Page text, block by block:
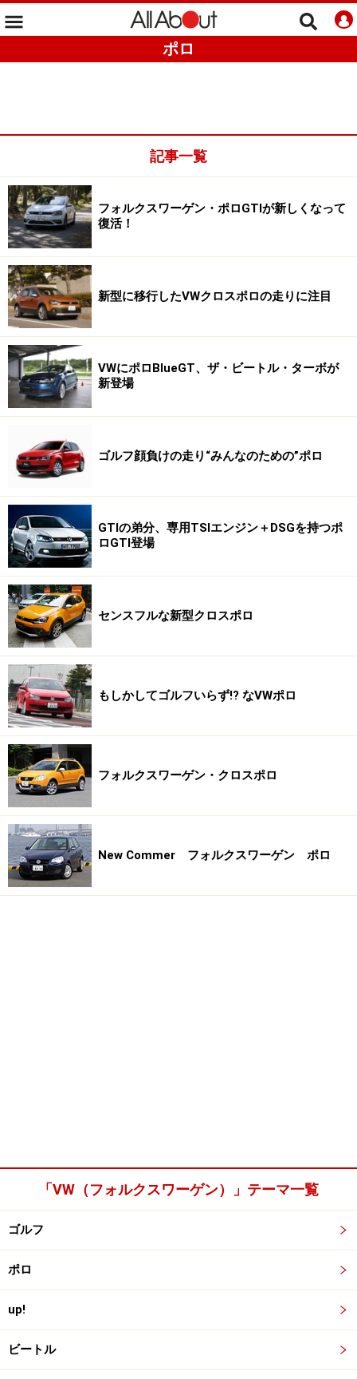
ポロ
記事一覧
フォルクスワーゲン・ポロGTIが新しくなって
復活！
新型に移行したVWクロスポロの走りに注目
VWにポロBlueGT、ザ・ビートル・ターボが
新登場
ゴルフ顔負けの走り“みんなのための”ポロ
GTIの弟分、専用TSIエンジン＋DSGを持つポ
ロGTI登場
センスフルな新型クロスポロ
もしかしてゴルフいらず!? なVWポロ
フォルクスワーゲン・クロスポロ
New Commer フォルクスワーゲン ポロ
「VW（フォルクスワーゲン）」テーマ一覧
ゴルフ
ポロ
up!
ビートル